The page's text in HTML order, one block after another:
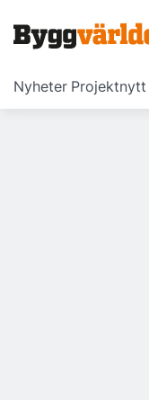
Nyheter Projektnytt